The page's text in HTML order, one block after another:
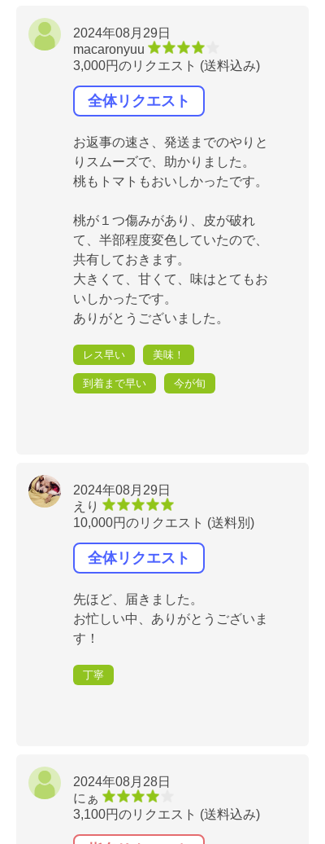
2024年08月29日
macaronyuu
3,000円のリクエスト (送料込み)
全体リクエスト
お返事の速さ、発送までのやりと
りスムーズで、助かりました。
桃もトマトもおいしかったです。
桃が１つ傷みがあり、皮が破れ
て、半部程度変色していたので、
共有しておきます。
大きくて、甘くて、味はとてもお
いしかったです。
ありがとうございました。
レス早い 美味！
到着まで早い 今が旬
2024年08月29日
えり
10,000円のリクエスト (送料別)
全体リクエスト
先ほど、届きました。
お忙しい中、ありがとうございま
す！
丁寧
2024年08月28日
にぁ
3,100円のリクエスト (送料込み)